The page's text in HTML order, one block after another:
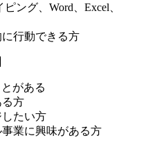
ング、Word、Excel、
行動できる方
がある
方
たい方
業に興味がある方